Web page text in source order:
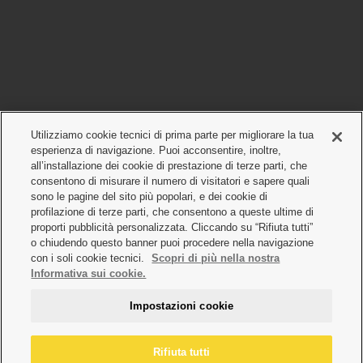
Utilizziamo cookie tecnici di prima parte per migliorare la tua
esperienza di navigazione. Puoi acconsentire, inoltre,
all’installazione dei cookie di prestazione di terze parti, che
consentono di misurare il numero di visitatori e sapere quali
sono le pagine del sito più popolari, e dei cookie di
profilazione di terze parti, che consentono a queste ultime di
proporti pubblicità personalizzata. Cliccando su “Rifiuta tutti”
o chiudendo questo banner puoi procedere nella navigazione
con i soli cookie tecnici.
Scopri di più nella nostra
Informativa sui cookie.
Impostazioni cookie
Rifiuta tutti